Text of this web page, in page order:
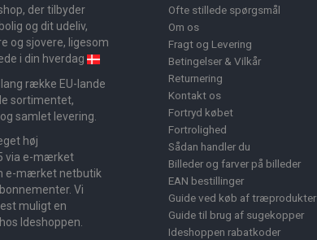
der tilbyder
og dit udeliv,
og sjovere, ligesom
i din hverdag
række EU-lande
sortimentet,
samlet levering.
høj
via e-mærket
e-mærket netbutik
Vi
muligt en
Ideshoppen.
Ofte stillede spørgsmål
Om os
Fragt og Levering
Betingelser & Vilkår
Returnering
Kontakt os
Fortryd købet
Fortrolighed
Sådan handler du
Billeder og farver på billeder
EAN bestillinger
Guide ved køb af træprodukter
Guide til brug af sugekopper
Ideshoppen rabatkoder